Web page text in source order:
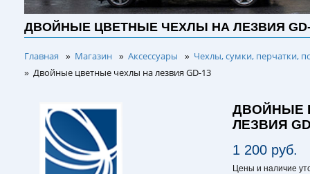
ДВОЙНЫЕ ЦВЕТНЫЕ ЧЕХЛЫ НА ЛЕЗВИЯ
Главная » Магазин » Аксессуары » Чехлы, сумки, перчатки,
» Двойные цветные чехлы на лезвия GD-13
ДВОЙНЫЕ
ЛЕЗВИЯ
1 200 руб.
Цены и наличие